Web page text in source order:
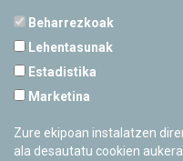
Beharrezkoak
Lehentasunak
Estadistika
Marketina
Zure ekipoan instalatzen
ala desautatu cookien